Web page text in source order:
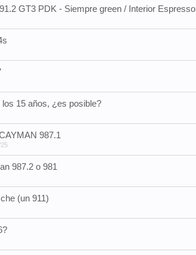
GT3 PDK - Siempre green / Interior Espresso
15 años, ¿es posible?
987.1
987.2 o 981
(un 911)